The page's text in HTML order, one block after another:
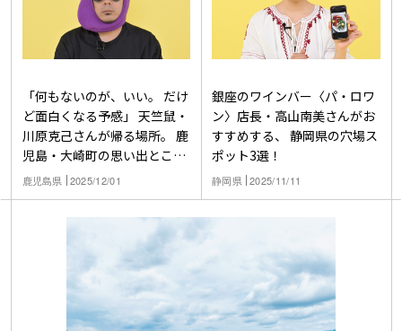
「何もないのが、いい。 だけ
ど面白くなる予感」 天竺鼠・
川原克己さんが帰る場所。 鹿
児島・大崎町の思い出とこれ
から
鹿児島県 2025/12/01
銀座のワインバー〈パ・ロワ
ン〉店長・高山南美さんがお
すすめする、 静岡県の穴場ス
ポット3選！
静岡県 2025/11/11